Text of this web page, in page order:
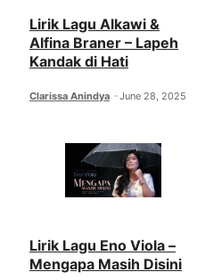
Lirik Lagu Alkawi &
Alfina Braner – Lapeh
Kandak di Hati
Clarissa Anindya June 28, 2025
Lirik Lagu Eno Viola –
Mengapa Masih Disini